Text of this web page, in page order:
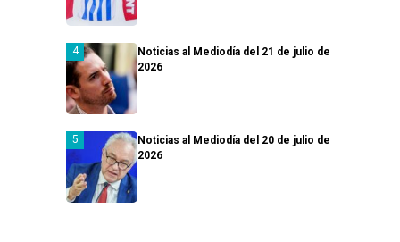
Noticias al Mediodía del 21 de julio de
2026
Noticias al Mediodía del 20 de julio de
2026